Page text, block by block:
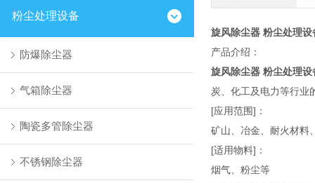
粉尘处理设备
防爆除尘器
气箱除尘器
陶瓷多管除尘器
不锈钢除尘器
旋风除尘器 粉尘处理
产品介绍：
旋风除尘器 粉尘处理
炭、化工及电力等行业
[应用范围]：
矿山、冶金、耐火材料
[适用物料]：
烟气、粉尘等